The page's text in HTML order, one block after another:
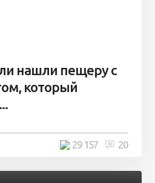
нашли пещеру с
который
20
29 157